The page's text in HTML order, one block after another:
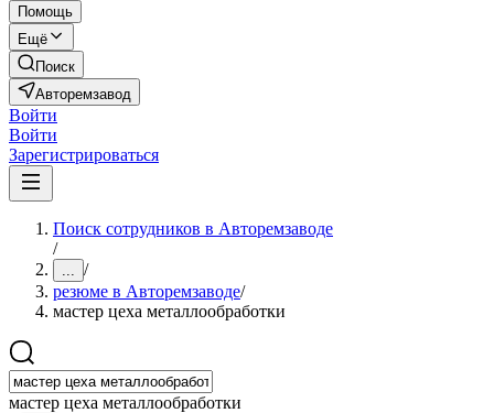
Помощь
Ещё
Поиск
Авторемзавод
Войти
Войти
Зарегистрироваться
Поиск сотрудников в Авторемзаводе
/
... /
резюме в Авторемзаводе/
мастер цеха металлообработки
мастер цеха металлообработки